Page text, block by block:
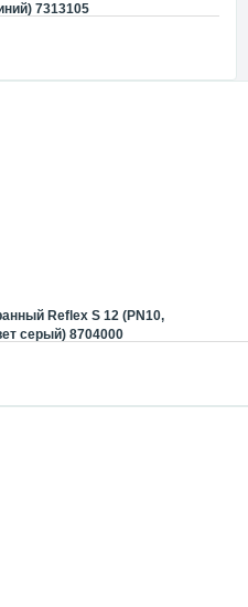
7313105
Reflex S 12 (PN10,
серый) 8704000